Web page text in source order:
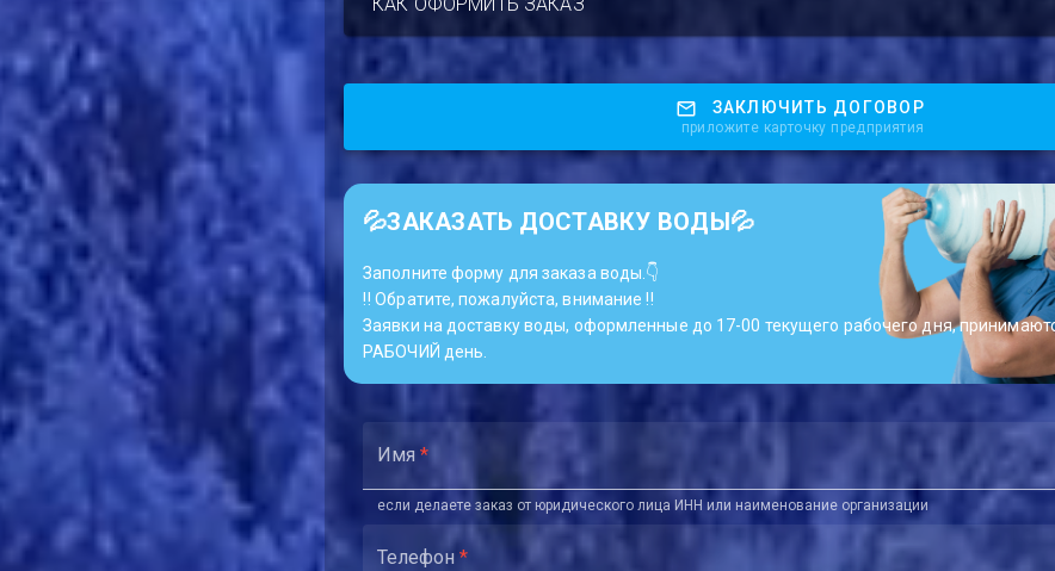
ЗАКЛЮЧИТЬ ДОГОВОР
приложите карточку предприятия
💦ЗАКАЗАТЬ ДОСТАВКУ ВОДЫ💦
Заполните форму для заказа воды.👇
‼️ Обратите, пожалуйста, внимание ‼️
Заявки на доставку воды, оформленные до 17-00 текущего рабочего дня,
РАБОЧИЙ день.
Имя *
если делаете заказ от юридического лица ИНН или наименование организации
Телефон *